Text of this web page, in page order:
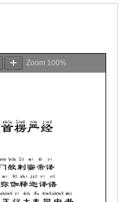
Zoom 100%